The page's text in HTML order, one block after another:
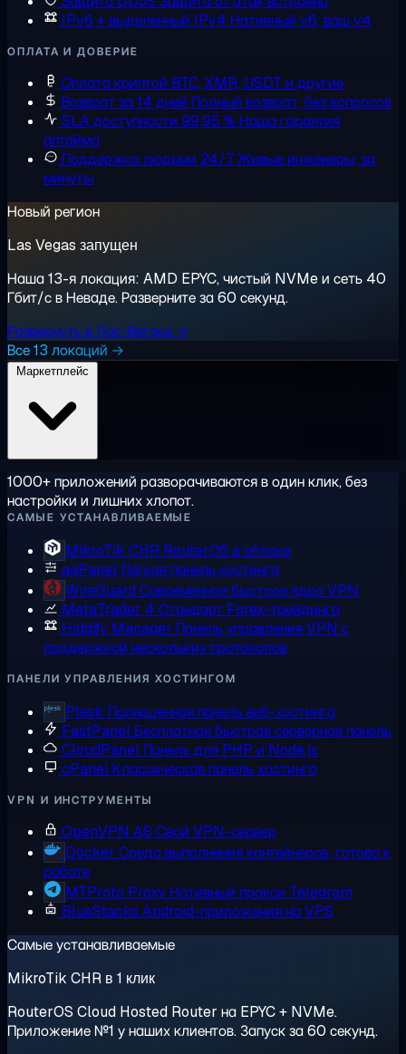
IPv6 + выделенный IPv4 Нативный v6, ваш v4
ОПЛАТА И ДОВЕРИЕ
Оплата криптой BTC, XMR, USDT и другие
Возврат за 14 дней Полный возврат, без вопросов
SLA доступности 99,95 % Наша гарантия
аптайма
Поддержка людьми 24/7Живые инженеры, за
минуты
Новый регион
Las Vegas запущен
Наша 13-я локация: AMD EPYC, чистый NVMe и сеть 40
Гбит/с в Неваде. Разверните за 60 секунд.
Развернуть в Лас-Вегасе →
Все 13 локаций →
1000+ приложений разворачиваются в один клик, без
настройки и лишних хлопот.
САМЫЕ УСТАНАВЛИВАЕМЫЕ
MikroTik CHR RouterOS в облаке
aaPanelЛёгкая панель хостинга
WireGuard Современное быстрое ядро VPN
MetaTrader 4 Стандарт Forex-трейдинга
Hiddify Manager Панель управления VPN с
поддержкой нескольких протоколов
ПАНЕЛИ УПРАВЛЕНИЯ ХОСТИНГОМ
Plesk Полноценная панель веб-хостинга
FastPanelБесплатная быстрая серверная панель
CloudPanel Панель для PHP и Node.js
cPanelКлассическая панель хостинга
VPN И ИНСТРУМЕНТЫ
OpenVPN AS Свой VPN-сервер
Docker Среда выполнения контейнеров, готова к
работе
MTProto ProxyНативный прокси Telegram
BlueStacks Android-приложения на VPS
Самые устанавливаемые
MikroTik CHR в 1 клик
RouterOS Cloud Hosted Router на EPYC + NVMe.
Приложение №1 у наших клиентов. Запуск за 60 секунд.